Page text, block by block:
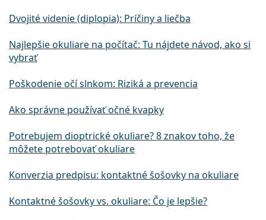
Dvojité videnie (diplopia): Príčiny a liečba
Najlepšie okuliare na počítač: Tu nájdete návod, ako si
vybrať
Poškodenie očí slnkom: Riziká a prevencia
Ako správne používať očné kvapky
Potrebujem dioptrické okuliare? 8 znakov toho, že
môžete potrebovať okuliare
Konverzia predpisu: kontaktné šošovky na okuliare
Kontaktné šošovky vs. okuliare: Čo je lepšie?